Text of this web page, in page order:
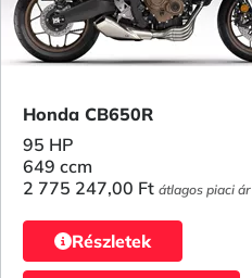
Honda CB650R
95 HP
649 ccm
2 775 247,00 Ft átlagos piaci ár
Részletek